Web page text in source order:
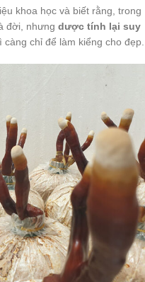
khoa học và biết rằng, trong
đời, nhưng dược tính lại suy
càng chỉ để làm kiểng cho đẹp.